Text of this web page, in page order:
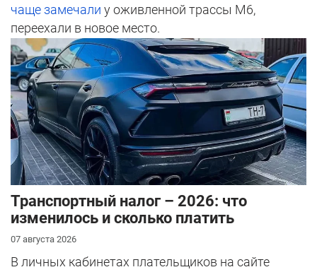
чаще замечали у оживленной трассы М6,
переехали в новое место.
Транспортный налог – 2026: что
изменилось и сколько платить
07 августа 2026
В личных кабинетах плательщиков на сайте